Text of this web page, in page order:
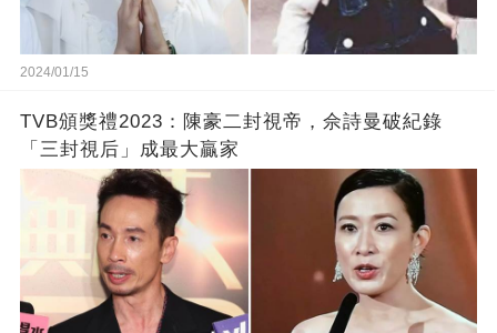
2024/01/15
TVB頒獎禮2023：陳豪二封視帝，佘詩曼破紀錄
「三封視后」成最大贏家